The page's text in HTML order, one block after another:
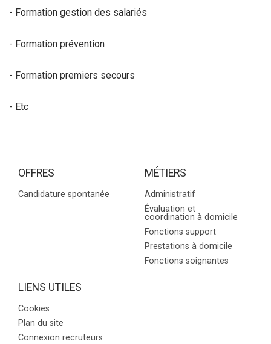
- Formation gestion des salariés
- Formation prévention
- Formation premiers secours
- Etc
OFFRES
Candidature spontanée
MÉTIERS
Administratif
Évaluation et
coordination à domicile
Fonctions support
Prestations à domicile
Fonctions soignantes
LIENS UTILES
Cookies
Plan du site
Connexion recruteurs